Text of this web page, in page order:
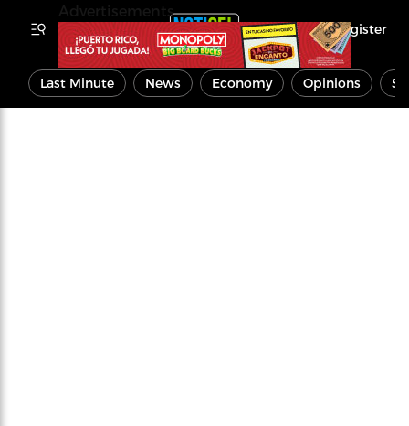
Register
Last Minute News Economy Opinions
Advertisements